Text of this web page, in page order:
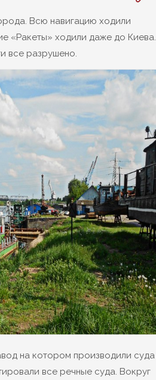
Всю навигацию ходили
«Ракеты» ходили даже до Киева.
все разрушено.
на котором производили суда
все речные суда. Вокруг